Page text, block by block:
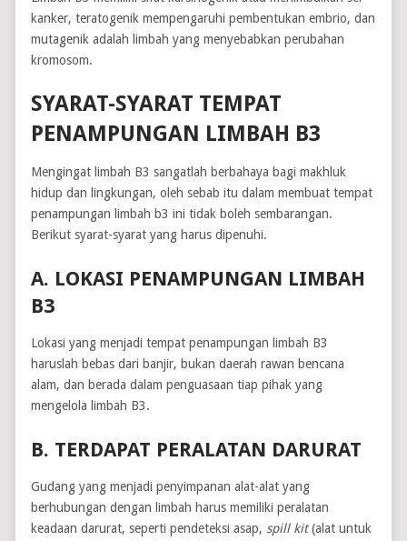
kanker, teratogenik mempengaruhi pembentukan embrio, dan
mutagenik adalah limbah yang menyebabkan perubahan
kromosom.
SYARAT-SYARAT TEMPAT
PENAMPUNGAN LIMBAH B3
Mengingat limbah B3 sangatlah berbahaya bagi makhluk
hidup dan lingkungan, oleh sebab itu dalam membuat tempat
penampungan limbah b3 ini tidak boleh sembarangan.
Berikut syarat-syarat yang harus dipenuhi.
A. LOKASI PENAMPUNGAN LIMBAH
B3
Lokasi yang menjadi tempat penampungan limbah B3
haruslah bebas dari banjir, bukan daerah rawan bencana
alam, dan berada dalam penguasaan tiap pihak yang
mengelola limbah B3.
B. TERDAPAT PERALATAN DARURAT
Gudang yang menjadi penyimpanan alat-alat yang
berhubungan dengan limbah harus memiliki peralatan
keadaan darurat, seperti pendeteksi asap,spill kit(alat untuk